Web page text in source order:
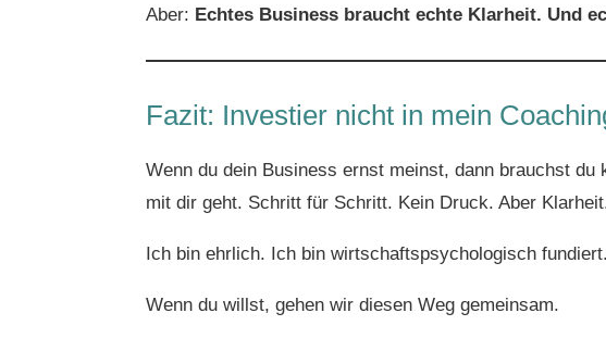
Aber: Echtes Business braucht echte Klarheit. Und
Fazit: Investier nicht in mein
Wenn du dein Business ernst meinst, dann brauchst
mit dir geht. Schritt für Schritt. Kein Druck. Aber
Ich bin ehrlich. Ich bin wirtschaftspsychologisch
Wenn du willst, gehen wir diesen Weg gemeinsam.